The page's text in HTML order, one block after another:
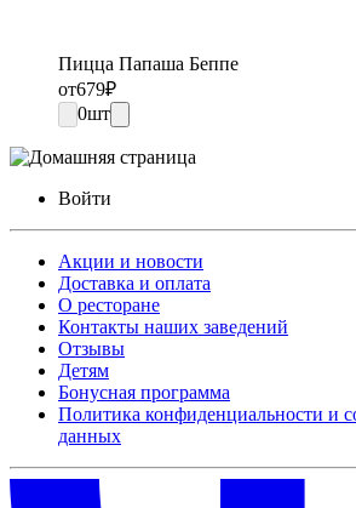
Пицца Папаша Беппе
от679₽
0шт
Войти
Акции и новости
Доставка и оплата
О ресторане
Контакты наших заведений
Отзывы
Детям
Бонусная программа
Политика конфиденциальности и
данных